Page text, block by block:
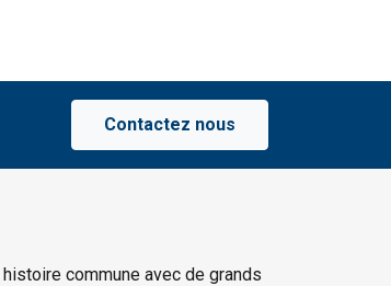
Contactez nous
commune avec de grands